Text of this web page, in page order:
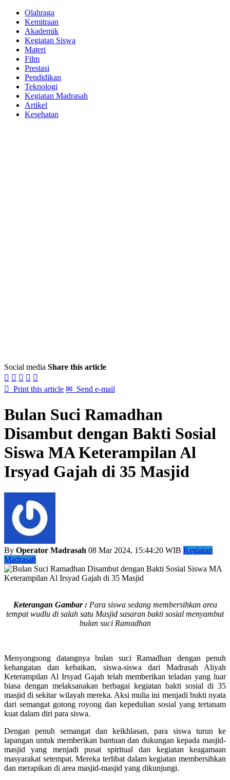
Olahraga
Kemitraan
Akademik
Kegiatan Siswa
Materi
Film
Prestasi
Pendidikan
Teknologi
Kegiatan Madrasah
Artikel
Kesehatan
Social media Share this article
    
 Print this article ✉ Send e-mail
Bulan Suci Ramadhan
Disambut dengan Bakti Sosial
Siswa MA Keterampilan Al
Irsyad Gajah di 35 Masjid
By Operator Madrasah 08 Mar 2024, 15:44:20 WIB Kegiatan
Madrasah
Keterangan Gambar :Para siswa sedang membersihkan area
tempat wudlu di salah satu Masjid sasaran bakti sosial menyambut
bulan suci Ramadhan
Menyongsong datangnya bulan suci Ramadhan dengan penuh
kehangatan dan kebaikan, siswa-siswa dari Madrasah Aliyah
Keterampilan Al Irsyad Gajah telah memberikan teladan yang luar
biasa dengan melaksanakan berbagai kegiatan bakti sosial di 35
masjid di sekitar wilayah mereka. Aksi mulia ini menjadi bukti nyata
dari semangat gotong royong dan kepedulian sosial yang tertanam
kuat dalam diri para siswa.
Dengan penuh semangat dan keikhlasan, para siswa turun ke
lapangan untuk memberikan bantuan dan dukungan kepada masjid-
masjid yang menjadi pusat spiritual dan kegiatan keagamaan
masyarakat setempat. Mereka terlibat dalam kegiatan membersihkan
dan merapikan di area masjid-masjid yang dikunjungi.